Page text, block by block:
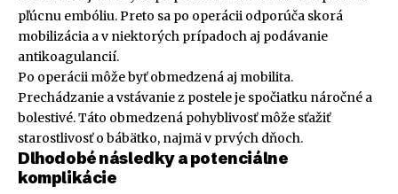
pľúcnu embóliu. Preto sa po operácii odporúča skorá
mobilizácia a v niektorých prípadoch aj podávanie
antikoagulancií.
Po operácii môže byť obmedzená aj mobilita.
Prechádzanie a vstávanie z postele je spočiatku náročné a
bolestivé. Táto obmedzená pohyblivosť môže sťažiť
starostlivosť o bábätko, najmä v prvých dňoch.
Dlhodobé následky a potenciálne
komplikácie